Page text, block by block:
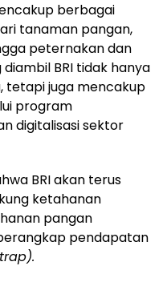
berbagai
tanaman pangan,
peternakan dan
BRI tidak hanya
tetapi juga mencakup
program
digitalisasi sektor
BRI akan terus
ketahanan
pangan
pendapatan